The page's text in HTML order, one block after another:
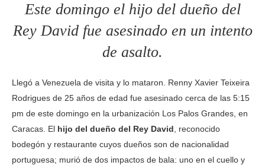
Este domingo el hijo del dueño del
Rey David fue asesinado en un intento
de asalto.
Llegó a Venezuela de visita y lo mataron. Renny Xavier Teixeira
Rodrigues de 25 años de edad fue asesinado cerca de las 5:15
pm de este domingo en la urbanización Los Palos Grandes, en
Caracas. El hijo del dueño del Rey David , reconocido
bodegón y restaurante cuyos dueños son de nacionalidad
portuguesa; murió de dos impactos de bala: uno en el cuello y